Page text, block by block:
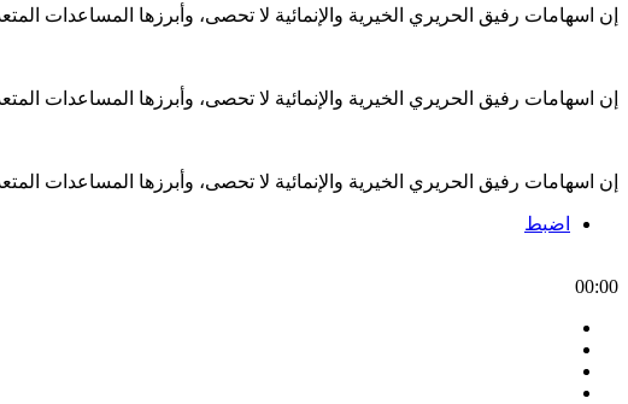
إن اسهامات رفيق الحريري الخيرية والإنمائية لا تحصى، وأبرزها المساعدات
إن اسهامات رفيق الحريري الخيرية والإنمائية لا تحصى، وأبرزها المساعدات
إن اسهامات رفيق الحريري الخيرية والإنمائية لا تحصى، وأبرزها المساعدات
اضبط
00:00